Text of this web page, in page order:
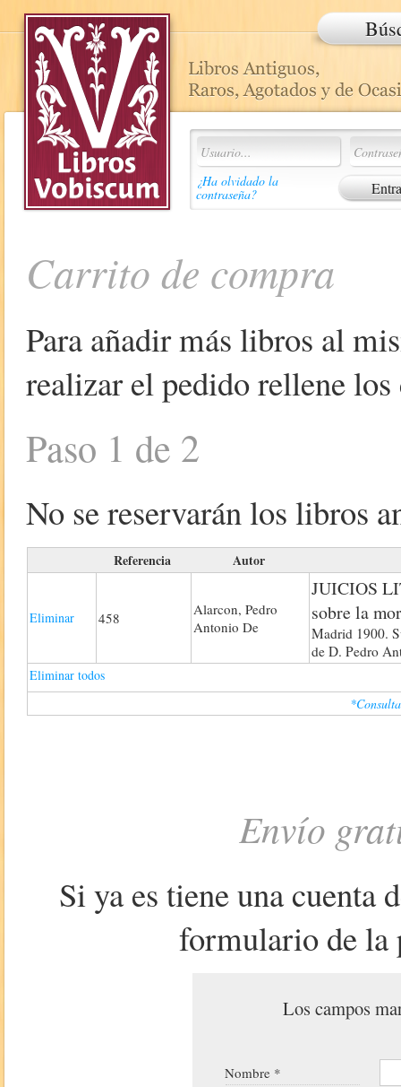
¿Ha olvidado la
contraseña?
Carrito de compra
Para añadir más libros al
realizar el pedido rellene
Paso 1 de 2
No se reservarán los libros
Referencia Autor
Eliminar 458
Alarcon, Pedro
Antonio De
JUICIOS
sobre la
Madrid 1900.
de D. Pedro
Eliminar todos
Envío
Si ya es tiene una cuenta
formulario de la
Los campos
Nombre *